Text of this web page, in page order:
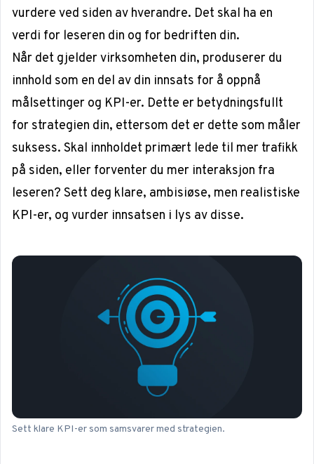
vurdere ved siden av hverandre. Det skal ha en
verdi for leseren din og for bedriften din.
Når det gjelder virksomheten din, produserer du
innhold som en del av din innsats for å oppnå
målsettinger og KPI-er. Dette er betydningsfullt
for strategien din, ettersom det er dette som måler
suksess. Skal innholdet primært lede til mer trafikk
på siden, eller forventer du mer interaksjon fra
leseren? Sett deg klare, ambisiøse, men realistiske
KPI-er, og vurder innsatsen i lys av disse.
Sett klare KPI-er som samsvarer med strategien.